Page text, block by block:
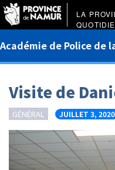
LA
Académie de Police de
Visite de
GÉNÉRAL JUILLET 3, 2020